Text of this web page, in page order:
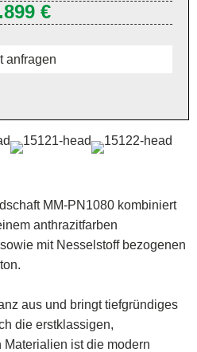
MM-PN1080 kombiniert
anthrazitfarben
mit Nesselstoff bezogenen
aus und bringt tiefgründiges
die erstklassigen,
Materialien ist die modern
€
anfragen